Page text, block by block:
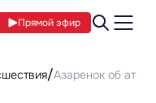
Прямой эфир
Азаренок об